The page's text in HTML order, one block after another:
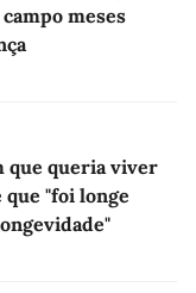
meses
que queria viver
que "foi longe